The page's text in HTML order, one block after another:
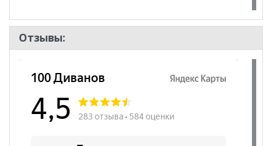
Отзывы: